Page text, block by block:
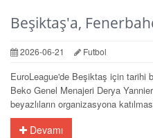
Beşiktaş'a,
2026-06-21 Futbol
EuroLeague'de Beşiktaş için tarihi
Beko Genel Menajeri Derya
beyazlıların organizasyona
Devamı